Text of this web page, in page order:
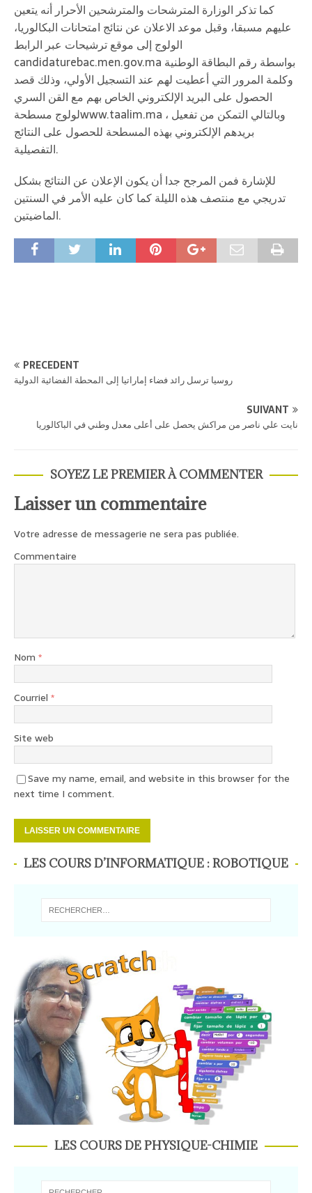
كما تذكر الوزارة المترشحات والمترشحين الأحرار أنه يتعين
عليهم مسبقا، وقبل موعد الاعلان عن نتائج امتحانات البكالوريا،
الولوج إلى موقع ترشيحات عبر الرابط
candidaturebac.men.gov.ma بواسطة رقم البطاقة الوطنية
وكلمة المرور التي أعطيت لهم عند التسجيل الأولي، وذلك قصد
الحصول على البريد الإلكتروني الخاص بهم مع القن السري
لولوج مسطحةwww.taalim.ma ، وبالتالي التمكن من تفعيل
بريدهم الإلكتروني بهذه المسطحة للحصول على النتائج
التفصيلية.
للإشارة فمن المرجح جدا أن يكون الإعلان عن النتائج بشكل
تدريجي مع منتصف هذه الليلة كما كان عليه الأمر في السنتين
الماضيتين.
PRÉCÉDENT
روسيا ترسل رائد فضاء إماراتيا إلى المحطة الفضائية الدولية
SUIVANT
نايت علي ناصر من مراكش يحصل على أعلى معدل وطني في الباكالوريا
SOYEZ LE PREMIER À COMMENTER
Laisser un commentaire
Votre adresse de messagerie ne sera pas publiée.
Commentaire
Nom *
Courriel *
Site web
Save my name, email, and website in this browser for the
next time I comment.
LES COURS D’INFORMATIQUE : ROBOTIQUE
LES COURS DE PHYSIQUE-CHIMIE